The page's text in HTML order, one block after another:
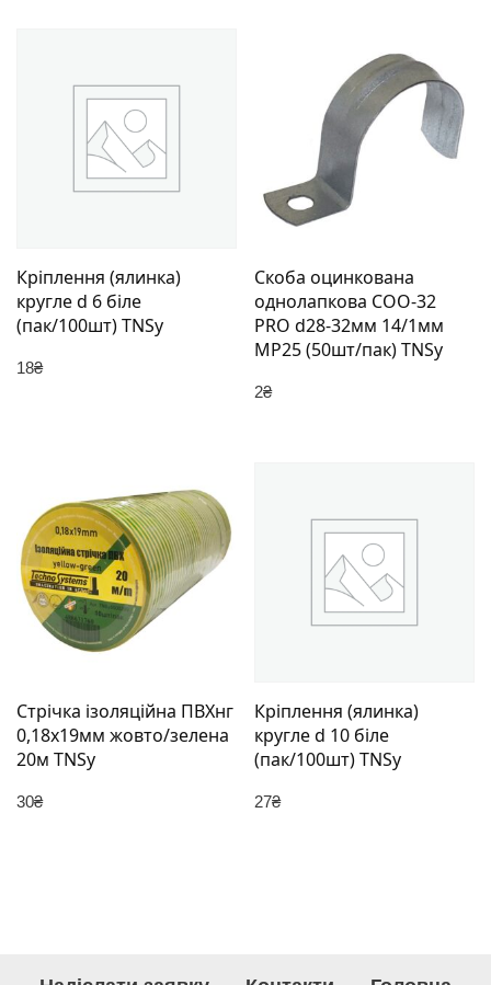
Кріплення (ялинка)
кругле d 6 біле
(пак/100шт) TNSy
18₴
Скоба оцинкована
однолапкова СОО-32
PRO d28-32мм 14/1мм
МР25 (50шт/пак) TNSy
2₴
Стрічка ізоляційна ПВХнг
0,18х19мм жовто/зелена
20м TNSy
30₴
Кріплення (ялинка)
кругле d 10 біле
(пак/100шт) TNSy
27₴